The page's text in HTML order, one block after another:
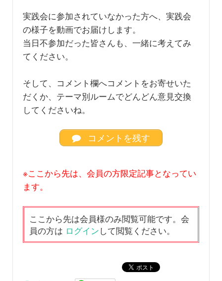
実践会に参加されていなかった方へ、実践会
の様子を動画でお届けします。
当日不参加だった皆さんも、一緒に考えてみ
てください。
そして、コメント欄へコメントをお寄せいた
だくか、テーマ別ルームでどんどん意見交換
してくださいね。
コメントを残す
※ここから先は、会員の方限定記事となってい
ます。
ここから先は会員様のみ閲覧可能です。会
員の方は ログインして閲覧ください。